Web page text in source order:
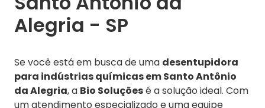
Alegria - SP
Se você está em busca de uma desentupidora
para indústrias químicas em Santo Antônio
da Alegria, a Bio Soluçõesé a solução ideal. Com
um atendimento especializado e uma equipe